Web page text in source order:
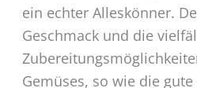
ein echter Alleskönner.
Geschmack und die
Gemüses, so wie die